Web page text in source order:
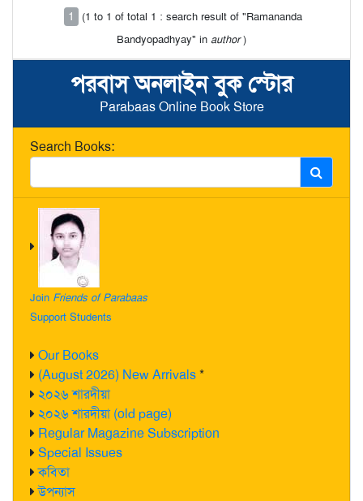
পরবাস অনলাইন বুক স্টোর
Parabaas Online Book Store
Search Books:
Join Friends of Parabaas
Support Students
Our Books
(August 2026) New Arrivals*
২০২৬ শারদীয়া
২০২৬ শারদীয়া (old page)
Regular Magazine Subscription
Special Issues
কবিতা
উপন্যাস
1
(1 to 1 of total 1 : search result of "Ramananda
Bandyopadhyay" in author)